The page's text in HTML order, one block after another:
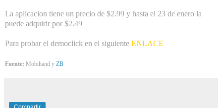
La aplicacion tiene un precio de $2.99 y hasta el 23 de enero la
puede adquirir por $2.49
Para probar el democlick en el siguiente ENLACE
Fuente: Mobihand y ZB